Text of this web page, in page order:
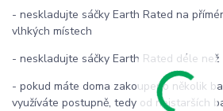
- neskladujte sáčky Earth Rated na
vlhkých místech
- neskladujte sáčky Earth Rated déle
- pokud máte doma zakoupeno několik
využíváte postupně, tedy od nejstarších